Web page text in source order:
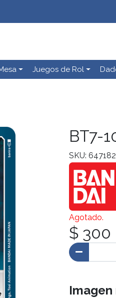
Juegos de Rol
BT7-
SKU:
Agotado.
$ 300